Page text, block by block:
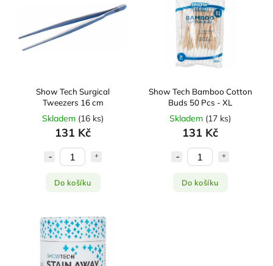
Show Tech Surgical
Tweezers 16 cm
Skladem (16 ks)
131 Kč
Do košíku
Show Tech Bamboo Cotton
Buds 50 Pcs - XL
Skladem (17 ks)
131 Kč
Do košíku